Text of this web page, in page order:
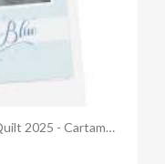
Sparkling Blue blocco 4 - Mystery Quilt 2025 - Cartamodello Stampato